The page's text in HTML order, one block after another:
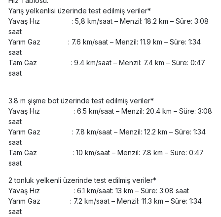
Yarış yelkenlisi üzerinde test edilmiş veriler*
Yavaş Hız : 5,8 km/saat – Menzil: 18.2 km – Süre: 3:08
saat
Yarım Gaz : 7.6 km/saat – Menzil: 11.9 km – Süre: 1:34
saat
Tam Gaz : 9.4 km/saat – Menzil: 7.4 km – Süre: 0:47
saat
3.8 m şişme bot üzerinde test edilmiş veriler*
Yavaş Hız : 6.5 km/saat – Menzil: 20.4 km – Süre: 3:08
saat
Yarım Gaz : 7.8 km/saat – Menzil: 12.2 km – Süre: 1:34
saat
Tam Gaz : 10 km/saat – Menzil: 7.8 km – Süre: 0:47
saat
2 tonluk yelkenli üzerinde test edilmiş veriler*
Yavaş Hız : 6.1 km/saat: 13 km – Süre: 3:08 saat
Yarım Gaz : 7.2 km/saat – Menzil: 11.3 km – Süre: 1:34
saat